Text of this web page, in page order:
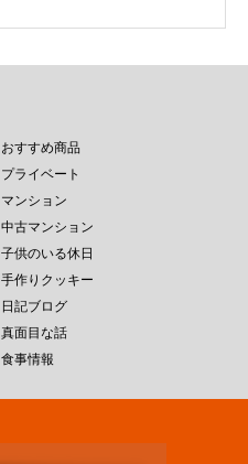
おすすめ商品
プライベート
マンション
中古マンション
子供のいる休日
手作りクッキー
日記ブログ
真面目な話
食事情報